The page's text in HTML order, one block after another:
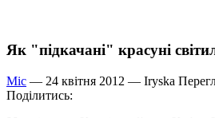
Як "підкачані" красуні
Міс — 24 квітня 2012 — Iryska
Поділитись: